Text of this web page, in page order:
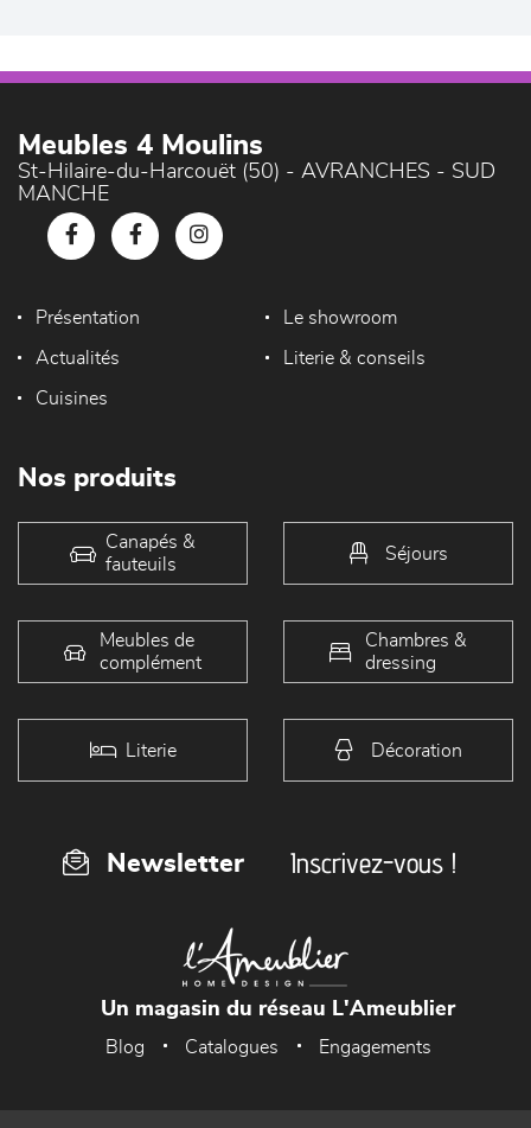
Meubles 4 Moulins
St-Hilaire-du-Harcouët (50) - AVRANCHES - SUD
MANCHE
Présentation Le showroom
Actualités Literie & conseils
Cuisines
Nos produits
Canapés &
fauteuils
Séjours
Meubles de
complément
Chambres &
dressing
Literie Décoration
Newsletter Inscrivez-vous !
Un magasin du réseau L'Ameublier
Blog Catalogues Engagements